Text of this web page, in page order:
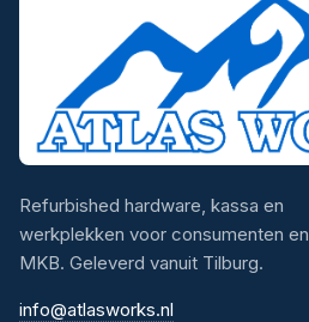
Refurbished hardware, kassa en
werkplekken voor consumenten en
MKB. Geleverd vanuit Tilburg.
info@atlasworks.nl